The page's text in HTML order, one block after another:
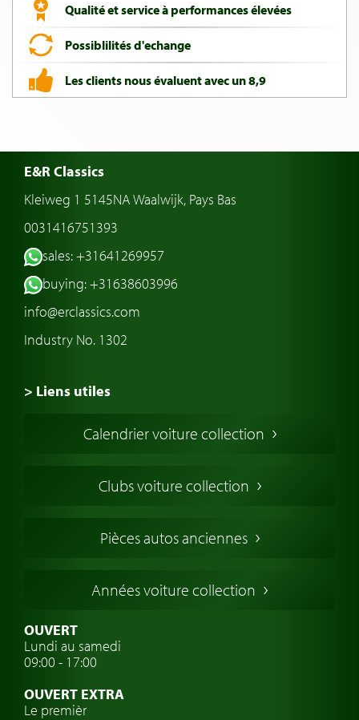
Qualité et service à performances élevées
Possiblilités d'echange
Les clients nous évaluent avec un 8,9
E&R Classics
Kleiweg 1 5145NA Waalwijk, Pays Bas
0031416751393
sales: +31641269957
buying: +31638603996
info@erclassics.com
Industry No. 1302
> Liens utiles
Voiture Collection Europe
Voitures Anglaises
Voitures Allemandes
Voitures Suédoises
Assurance voiture de collection
Clubs de voitures classiques
Atelier de voitures anciennes
Calendrier voiture collection
Clubs voiture collection
Pièces autos anciennes
Années voiture collection
OUVERT
Lundi au samedi
09:00 - 17:00
OUVERT EXTRA
Le premièr